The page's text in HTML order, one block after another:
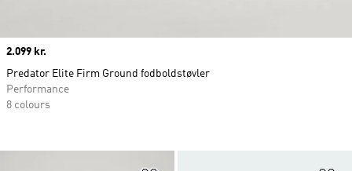
Price
2.099 kr.
Predator Elite Firm Ground fodboldstøvler
Performance
8 colours